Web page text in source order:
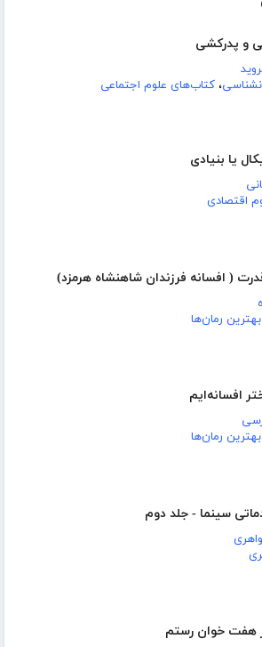
و پدرکشی
، کتاب‌های علوم اجتماعی
یا بنیادی
اقتصادی
( افسانه فرزندان شاهنشاه هرمزد)
بهترین رمان‌ها
افسانه‌ایم
بهترین رمان‌ها
سینما - جلد دوم
هفت خوان رستم